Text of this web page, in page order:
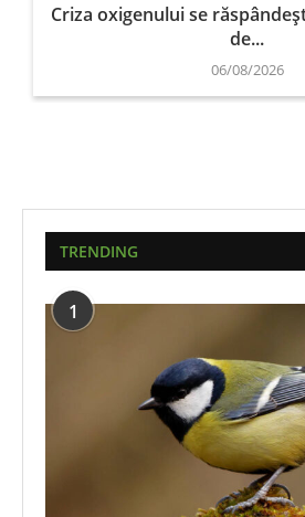
Criza oxigenului se
de...
06/08/2026
TRENDING
1